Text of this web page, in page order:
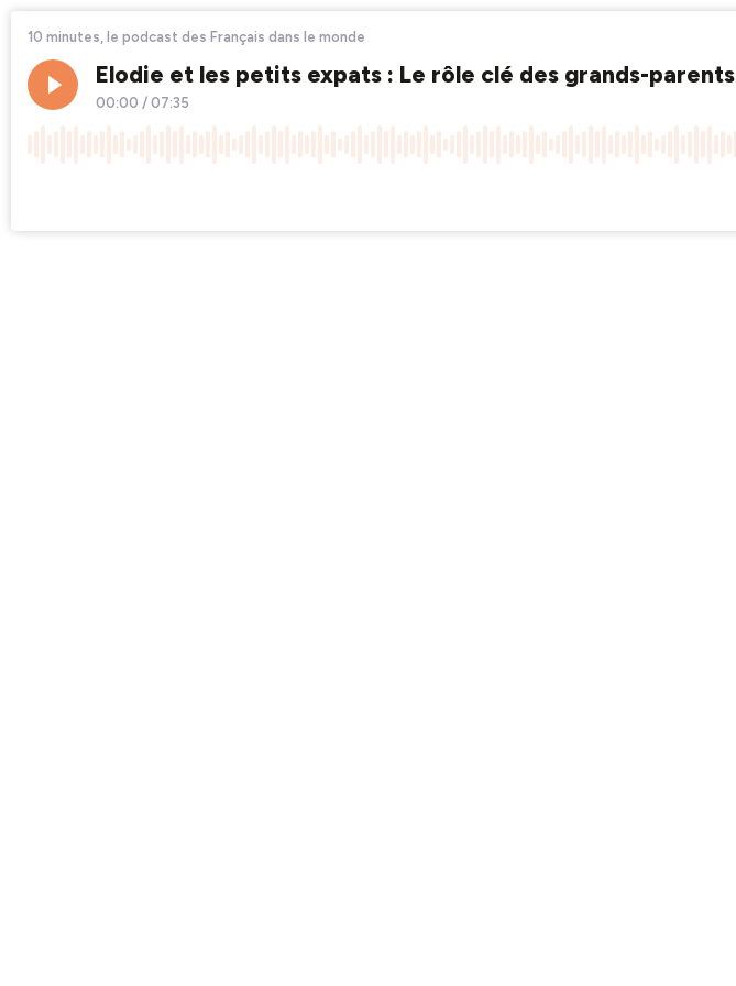
10 minutes, le podcast des Français dans le monde
Elodie et les petits expats : Le rôle clé des grands-parents
00:00 /07:35